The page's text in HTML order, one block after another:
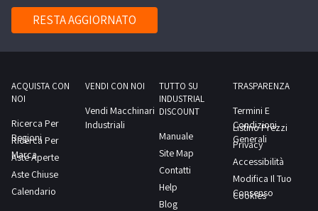
RESTA AGGIORNATO
ACQUISTA CON
NOI
Ricerca Per
Regioni
Ricerca Per
Marca
Aste Aperte
Aste Chiuse
Calendario
VENDI CON NOI
Vendi Macchinari
Industriali
TUTTO SU
INDUSTRIAL
DISCOUNT
Manuale
Site Map
Contatti
Help
Blog
TRASPARENZA
Termini E
Condizioni
Generali
Listino Prezzi
Privacy
Accessibilità
Modifica Il Tuo
Consenso
Cookies